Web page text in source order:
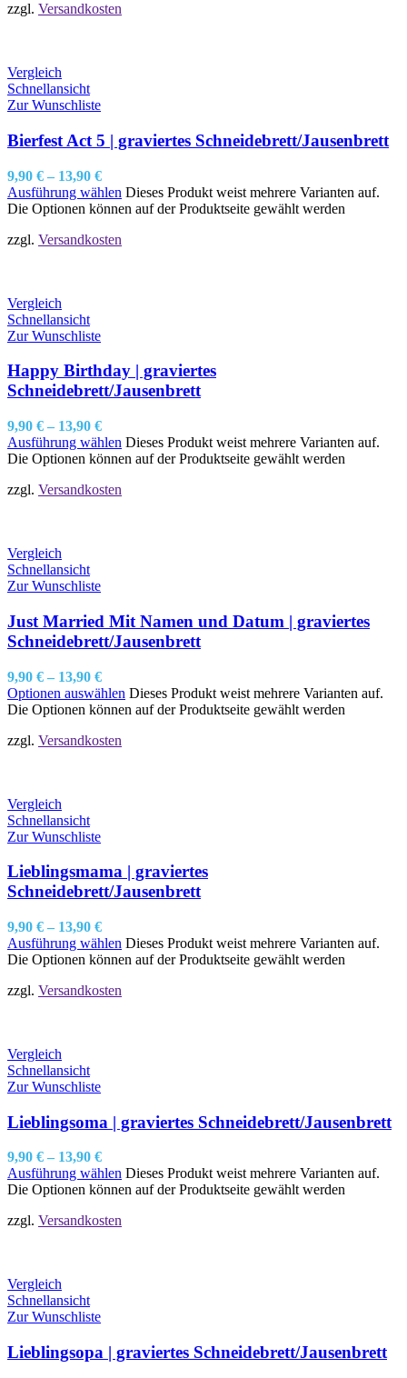
zzgl. Versandkosten
Vergleich
Schnellansicht
Zur Wunschliste
Bierfest Act 5 | graviertes Schneidebrett/Jausenbrett
9,90 € – 13,90 €
Ausführung wählen Dieses Produkt weist mehrere Varianten auf.
Die Optionen können auf der Produktseite gewählt werden
zzgl. Versandkosten
Vergleich
Schnellansicht
Zur Wunschliste
Happy Birthday | graviertes
Schneidebrett/Jausenbrett
9,90 € – 13,90 €
Ausführung wählen Dieses Produkt weist mehrere Varianten auf.
Die Optionen können auf der Produktseite gewählt werden
zzgl. Versandkosten
Vergleich
Schnellansicht
Zur Wunschliste
Just Married Mit Namen und Datum | graviertes
Schneidebrett/Jausenbrett
9,90 € – 13,90 €
Optionen auswählen Dieses Produkt weist mehrere Varianten auf.
Die Optionen können auf der Produktseite gewählt werden
zzgl. Versandkosten
Vergleich
Schnellansicht
Zur Wunschliste
Lieblingsmama | graviertes
Schneidebrett/Jausenbrett
9,90 € – 13,90 €
Ausführung wählen Dieses Produkt weist mehrere Varianten auf.
Die Optionen können auf der Produktseite gewählt werden
zzgl. Versandkosten
Vergleich
Schnellansicht
Zur Wunschliste
Lieblingsoma | graviertes Schneidebrett/Jausenbrett
9,90 € – 13,90 €
Ausführung wählen Dieses Produkt weist mehrere Varianten auf.
Die Optionen können auf der Produktseite gewählt werden
zzgl. Versandkosten
Vergleich
Schnellansicht
Zur Wunschliste
Lieblingsopa | graviertes Schneidebrett/Jausenbrett